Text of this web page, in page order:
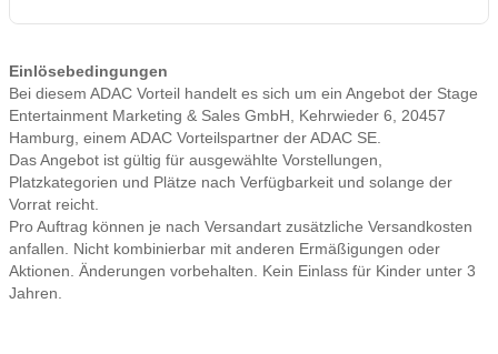
Einlösebedingungen
Bei diesem ADAC Vorteil handelt es sich um ein Angebot der Stage
Entertainment Marketing & Sales GmbH, Kehrwieder 6, 20457
Hamburg, einem ADAC Vorteilspartner der ADAC SE.
Das Angebot ist gültig für ausgewählte Vorstellungen,
Platzkategorien und Plätze nach Verfügbarkeit und solange der
Vorrat reicht.
Pro Auftrag können je nach Versandart zusätzliche Versandkosten
anfallen. Nicht kombinierbar mit anderen Ermäßigungen oder
Aktionen. Änderungen vorbehalten. Kein Einlass für Kinder unter 3
Jahren.